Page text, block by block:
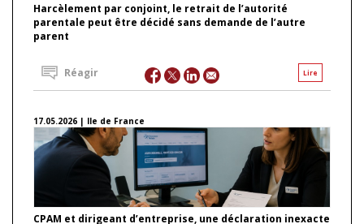
Harcèlement par conjoint, le retrait de l’autorité
parentale peut être décidé sans demande de l’autre
parent
Lire
Réagir
17.05.2026 | Ile de France
CPAM et dirigeant d’entreprise, une déclaration inexacte